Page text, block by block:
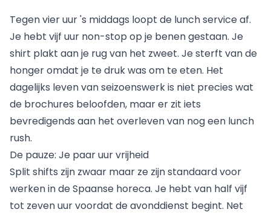
Tegen vier uur 's middags loopt de lunch service af.
Je hebt vijf uur non-stop op je benen gestaan. Je
shirt plakt aan je rug van het zweet. Je sterft van de
honger omdat je te druk was om te eten. Het
dagelijks leven van seizoenswerk is niet precies wat
de brochures beloofden, maar er zit iets
bevredigends aan het overleven van nog een lunch
rush.
De pauze: Je paar uur vrijheid
Split shifts zijn zwaar maar ze zijn standaard voor
werken in de Spaanse horeca. Je hebt van half vijf
tot zeven uur voordat de avonddienst begint. Net